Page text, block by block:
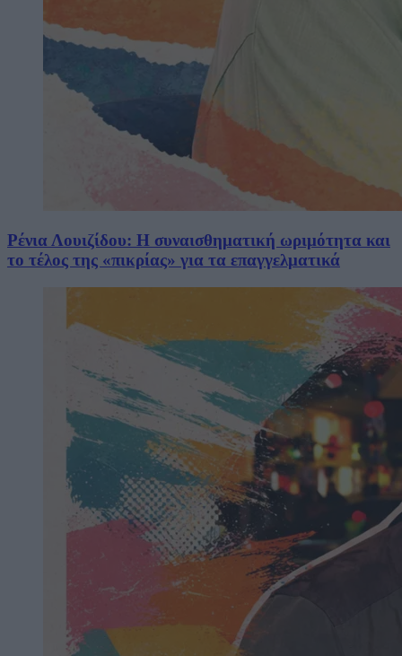
Ρένια Λουιζίδου: Η συναισθηματική ωριμότητα και
το τέλος της «πικρίας» για τα επαγγελματικά